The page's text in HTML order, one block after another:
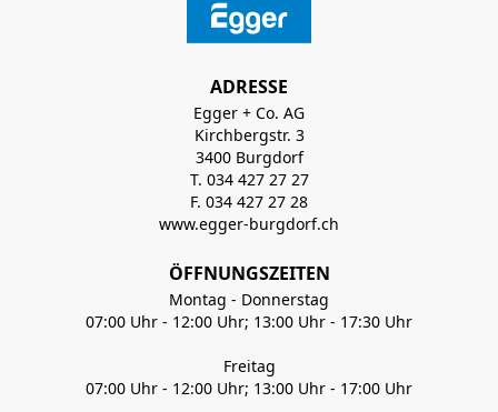
ADRESSE
Egger + Co. AG
Kirchbergstr. 3
3400 Burgdorf
T. 034 427 27 27
F. 034 427 27 28
www.egger-burgdorf.ch
ÖFFNUNGSZEITEN
Montag - Donnerstag
07:00 Uhr - 12:00 Uhr; 13:00 Uhr - 17:30 Uhr
Freitag
07:00 Uhr - 12:00 Uhr; 13:00 Uhr - 17:00 Uhr